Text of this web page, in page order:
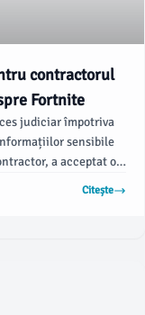
contractorul
Fortnite
judiciar împotriva
sensibile
a acceptat o
secret comercial al
Citește